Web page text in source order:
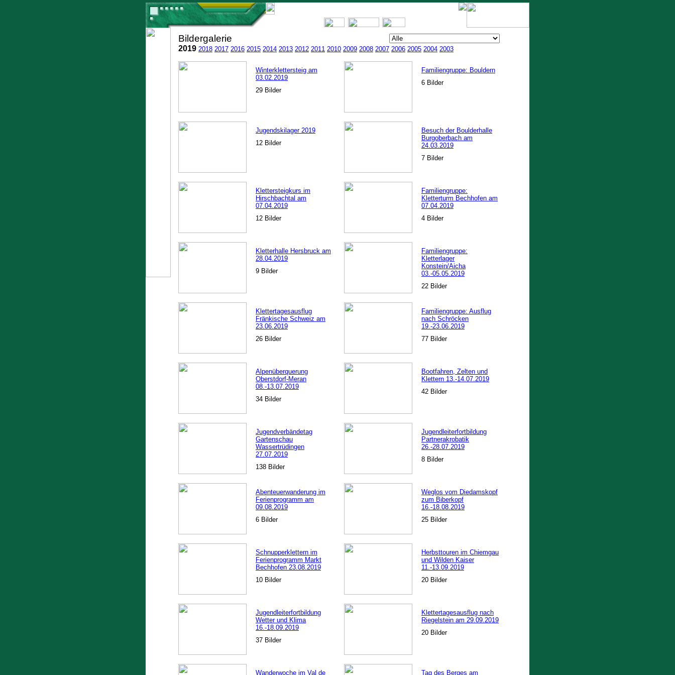
Bildergalerie
2019 2018 2017 2016 2015 2014 2013 2012 2011 2010 2009 2008 2007 2006 2005 2004 2003
Winterklettersteig am
03.02.2019
29 Bilder
Familiengruppe: Bouldern
6 Bilder
Jugendskilager 2019
12 Bilder
Besuch der Boulderhalle
Burgoberbach am
24.03.2019
7 Bilder
Klettersteigkurs im
Hirschbachtal am
07.04.2019
12 Bilder
Familiengruppe:
Kletterturm Bechhofen am
07.04.2019
4 Bilder
Kletterhalle Hersbruck am
28.04.2019
9 Bilder
Familiengruppe:
Kletterlager
Konstein/Aicha
03.-05.05.2019
22 Bilder
Klettertagesausflug
Fränkische Schweiz am
23.06.2019
26 Bilder
Familiengruppe: Ausflug
nach Schröcken
19.-23.06.2019
77 Bilder
Alpenüberquerung
Oberstdorf-Meran
08.-13.07.2019
34 Bilder
Bootfahren, Zelten und
Klettern 13.-14.07.2019
42 Bilder
Jugendverbändetag
Gartenschau
Wassertrüdingen
27.07.2019
138 Bilder
Jugendleiterfortbildung
Partnerakrobatik
26.-28.07.2019
8 Bilder
Abenteuerwanderung im
Ferienprogramm am
09.08.2019
6 Bilder
Weglos vom Diedamskopf
zum Biberkopf
16.-18.08.2019
25 Bilder
Schnupperklettern im
Ferienprogramm Markt
Bechhofen 23.08.2019
10 Bilder
Herbsttouren im Chiemgau
und Wilden Kaiser
11.-13.09.2019
20 Bilder
Jugendleiterfortbildung
Wetter und Klima
16.-18.09.2019
37 Bilder
Klettertagesausflug nach
Riegelstein am 29.09.2019
20 Bilder
Wanderwoche im Val de Tag des Berges am